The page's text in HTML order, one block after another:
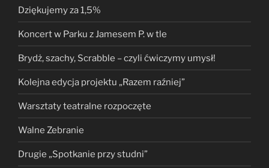
Dziękujemy za 1,5%
Koncert w Parku z Jamesem P. w tle
Brydż, szachy, Scrabble – czyli ćwiczymy umysł!
Kolejna edycja projektu „Razem raźniej”
Warsztaty teatralne rozpoczęte
Walne Zebranie
Drugie „Spotkanie przy studni”